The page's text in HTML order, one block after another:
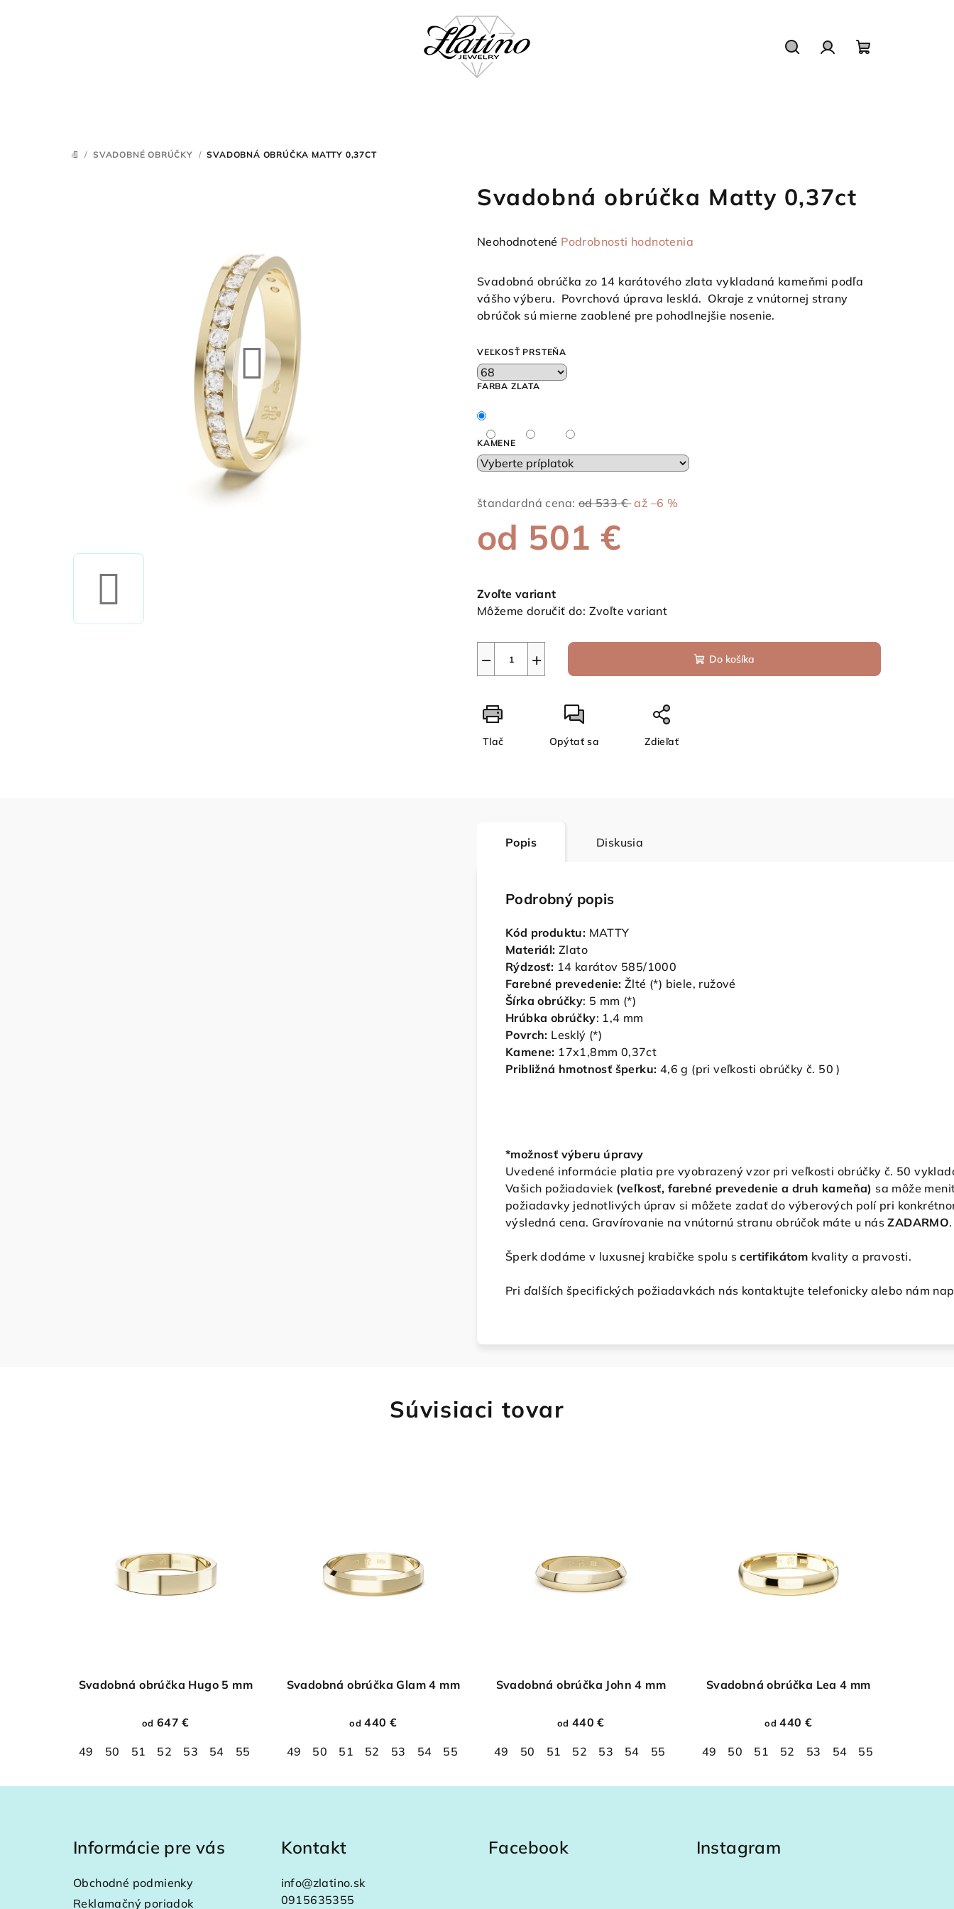
DOMOV
/ SVADOBNÉ OBRÚČKY / SVADOBNÁ OBRÚČKA MATTY 0,37CT
Svadobná obrúčka Matty 0,37ct
Priemerné
produktu
0,0
hviezdičiek.
Neohodnotené Podrobnosti hodnotenia
Svadobná obrúčka zo 14 karátového zlata vykladaná kameňmi podľa
vášho výberu. Povrchová úprava lesklá. Okraje z vnútornej strany
obrúčok sú mierne zaoblené pre pohodlnejšie nosenie.
VEĽKOSŤ PRSTEŇA
FARBA ZLATA
KAMENE
štandardná cena: od 533 € až –6 %
od 501 €
cena:
Zvoľte variant
Môžeme doručiť do: Zvoľte variant
+
− Do košíka
Tlač Opýtať sa Zdieľať
Popis Diskusia
Podrobný popis
Kód produktu: MATTY
Materiál: Zlato
Rýdzosť: 14 karátov 585/1000
Farebné prevedenie: Žlté (*) biele, ružové
Šírka obrúčky: 5 mm (*)
Hrúbka obrúčky: 1,4 mm
Povrch: Lesklý (*)
Kamene: 17x1,8mm 0,37ct
Približná hmotnosť šperku: 4,6 g (pri veľkosti obrúčky č. 50 )
*možnosť výberu úpravy
Uvedené informácie platia pre vyobrazený vzor pri veľkosti obrúčky č. 50
Vašich požiadaviek (veľkosť, farebné prevedenie a druh kameňa) sa môže
požiadavky jednotlivých úprav si môžete zadať do výberových polí pri
výsledná cena. Gravírovanie na vnútornú stranu obrúčok máte u násZADARMO
Šperk dodáme v luxusnej krabičke spolu scertifikátom kvality a pravosti.
Pri ďalších špecifických požiadavkách nás kontaktujte telefonicky alebo nám
Súvisiaci tovar
Svadobná obrúčka Hugo 5 mm
od 647 €
49 50 51 52 53 54 55 57 58 59 60 61 62 63 65 66 67 68
Svadobná obrúčka Glam 4 mm
od 440 €
49 50 51 52 53 54 55 57 58 59 60 61 62 63 65 66 67 68
Svadobná obrúčka John 4 mm
od 440 €
49 50 51 52 53 54 55 57 58 59 60 61 62 63
Svadobná obrúčka Lea 4 mm
od 440 €
49 50 51 52 53 54 55
Informácie pre vás
Obchodné podmienky
Reklamačný poriadok
Kontakt
info@zlatino.sk
0915635355
Facebook Instagram